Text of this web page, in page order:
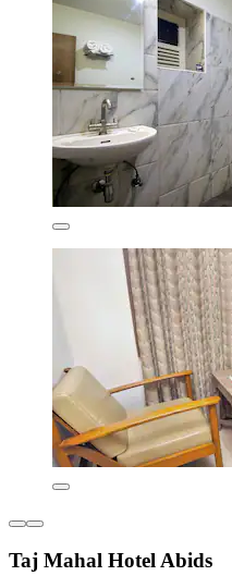
Taj Mahal Hotel Abids